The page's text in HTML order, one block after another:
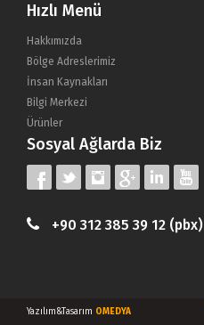
Hızlı Menü
Hakkımızda
Bölge Adreslerimiz
İnsan Kaynakları
Bilgi Merkezi
Ürünler
Sosyal Ağlarda Biz
+90 312 385 39 12 (pbx)
Yazılım&Tasarım OMEDYA